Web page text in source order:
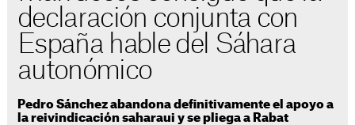
declaración conjunta con
España hable del Sáhara
autonómico
Pedro Sánchez abandona definitivamente el apoyo a
la reivindicación saharaui y se pliega a Rabat